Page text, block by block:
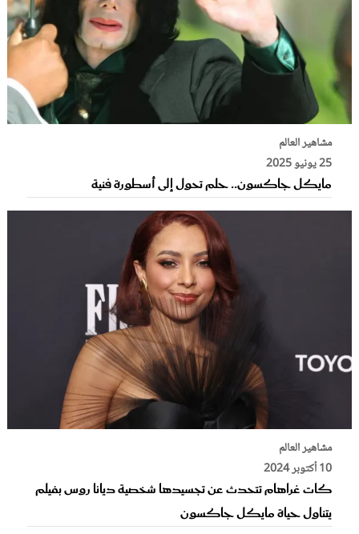
مشاهير العالم
25 يونيو 2025
مايكل جاكسون.. حلم تحول إلى أسطورة فنية
مشاهير العالم
10 أكتوبر 2024
كات غراهام تتحدث عن تجسيدها شخصية ديانا روس بفيلم
يتناول حياة مايكل جاكسون